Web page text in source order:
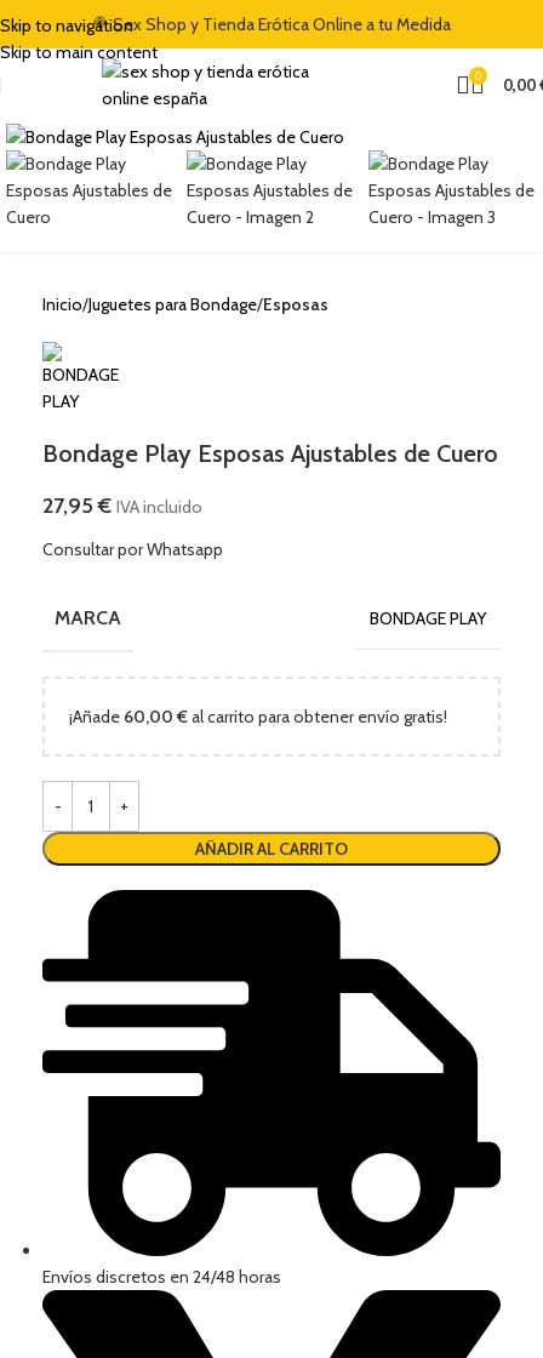
Skip to navigation
Skip to main content
🍭 Sex Shop y Tienda Erótica Online a tu Medida
0 0,00
Clic para ampliar
Inicio Juguetes para Bondage Esposas
Bondage Play Esposas Ajustables de Cuero
27,95€ IVA incluido
Consultar por Whatsapp
MARCA BONDAGE PLAY
¡Añade 60,00 €al carrito para obtener envío gratis!
AÑADIR AL CARRITO
Envíos discretos en 24/48 horas